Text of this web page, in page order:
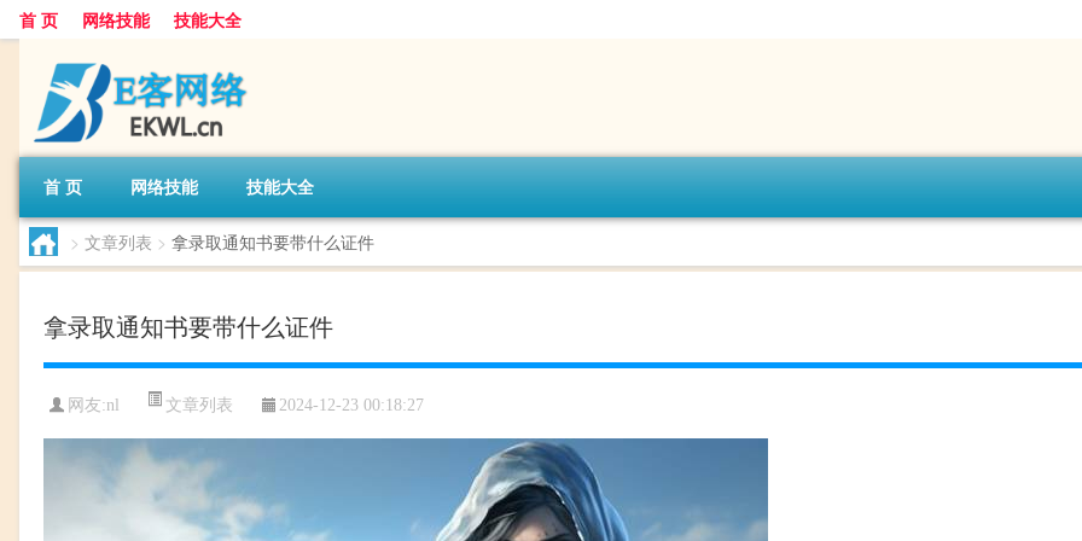
首 页 网络技能 技能大全
首 页 网络技能 技能大全
> 文章列表 > 拿录取通知书要带什么证件
拿录取通知书要带什么证件
网友:nl 文章列表 2024-12-23 00:18:27